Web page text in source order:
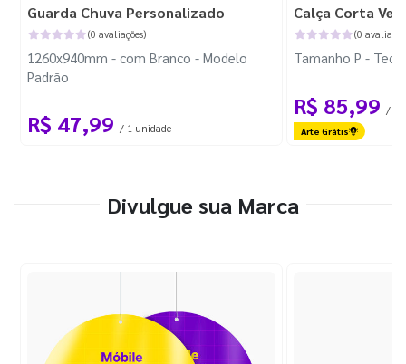
Guarda Chuva Personalizado
(0 avaliações)
1260x940mm - com Branco - Modelo
Padrão
R$ 47,99 / 1 unidade
Calça Corta
(0
Tamanho P -
R$ 85,99 / 1
Arte Grátis
Divulgue sua Marca